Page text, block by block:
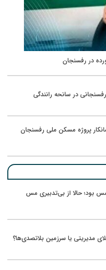
در رفسنجان
پروژه مسکن ملی رفسنجان
مس بود؛ حالا از بی‌تدبیری مس
مدیریتی یا سرزمین بلاتصدی‌ها؟